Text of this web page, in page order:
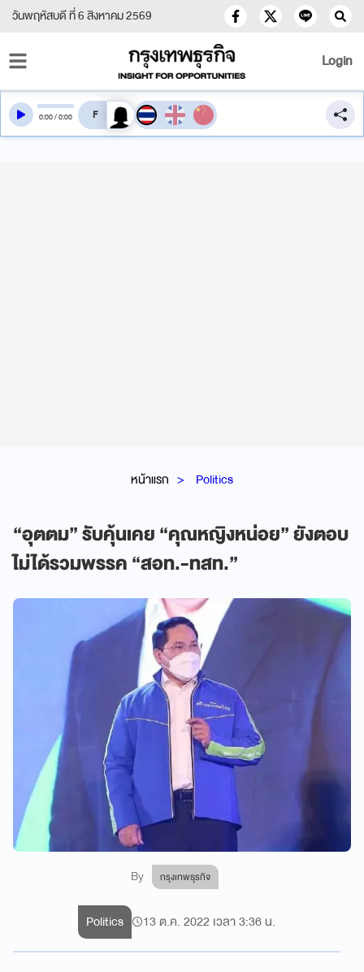
วันพฤหัสบดี ที่ 6 สิงหาคม 2569
Login
หน้าแรก Politics
“อุตตม” รับคุ้นเคย “คุณหญิงหน่อย” ยังตอบ
ไม่ได้รวมพรรค “สอท.-ทสท.”
By กรุงเทพธุรกิจ
0:00/0:00 สลับเสียงอ่าน
Politics 13 ต.ค. 2022 เวลา 3:36 น.